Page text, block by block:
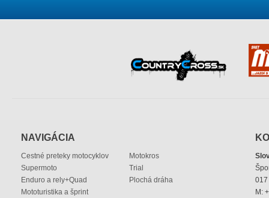
NAVIGÁCIA
Cestné preteky motocyklov
Motokros
Supermoto
Trial
Enduro a rely+Quad
Plochá dráha
Mototuristika a šprint
017
M: